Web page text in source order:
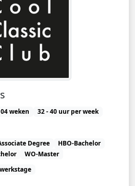
weken
32 - 40 uur per week
Degree
HBO-Bachelor
WO-Master